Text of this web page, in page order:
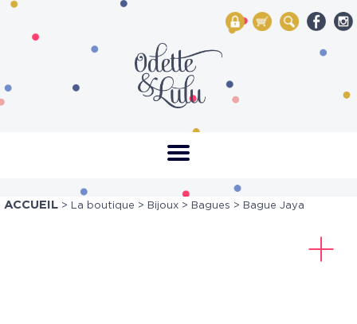
My Account
Mon panier
Rechercher
ACCUEIL > La boutique > Bijoux > Bagues > Bague Jaya